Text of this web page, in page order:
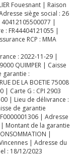
Fouesnant | Raison
Adresse siège social : 26
40412105500077 |
: FR44404121055 |
RCP : MMA
: 2022-11-29 |
QUIMPER | Caisse
garantie :
DE LA BOETIE 75008
| Carte G : CPI 2903
| Lieu de délivrance :
de garantie
| Adresse
| Montant de la garantie
|
| Adresse du
: 18/12/2023